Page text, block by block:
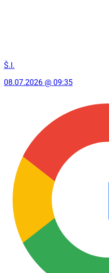
Š.I.
08.07.2026 @ 09:35